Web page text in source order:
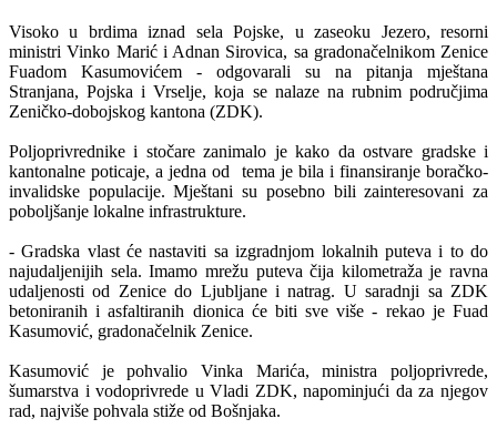
Visoko u brdima iznad sela Pojske, u zaseoku Jezero, resorni
ministri Vinko Marić i Adnan Sirovica, sa gradonačelnikom Zenice
Fuadom Kasumovićem - odgovarali su na pitanja mještana
Stranjana, Pojska i Vrselje, koja se nalaze na rubnim područjima
Zeničko-dobojskog kantona (ZDK).
Poljoprivrednike i stočare zanimalo je kako da ostvare gradske i
kantonalne poticaje, a jedna od tema je bila i finansiranje boračko-
invalidske populacije. Mještani su posebno bili zainteresovani za
poboljšanje lokalne infrastrukture.
- Gradska vlast će nastaviti sa izgradnjom lokalnih puteva i to do
najudaljenijih sela. Imamo mrežu puteva čija kilometraža je ravna
udaljenosti od Zenice do Ljubljane i natrag. U saradnji sa ZDK
betoniranih i asfaltiranih dionica će biti sve više - rekao je Fuad
Kasumović, gradonačelnik Zenice.
Kasumović je pohvalio Vinka Marića, ministra poljoprivrede,
šumarstva i vodoprivrede u Vladi ZDK, napominjući da za njegov
rad, najviše pohvala stiže od Bošnjaka.